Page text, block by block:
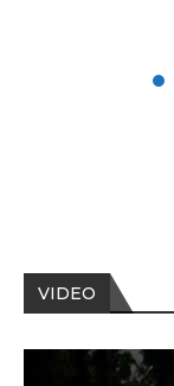
VIDEO